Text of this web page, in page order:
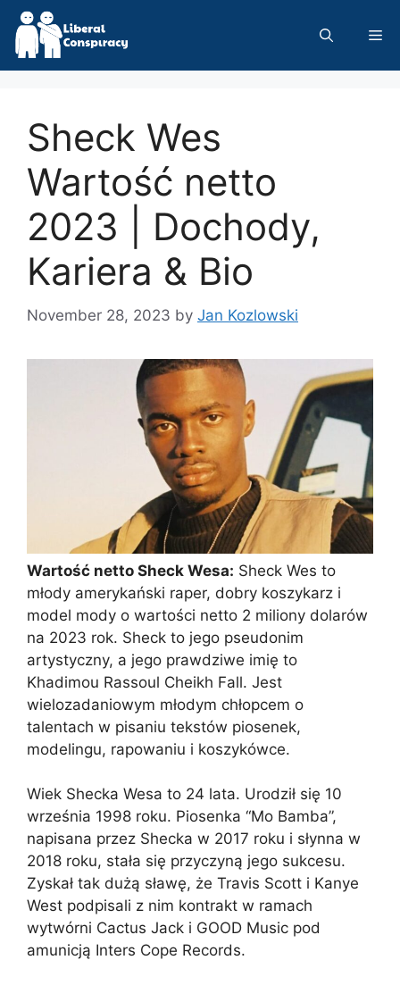
Skip
content
Sheck Wes
Wartość netto
2023 | Dochody,
Kariera & Bio
November 28, 2023 by Jan Kozlowski
Wartość netto Sheck Wesa: Sheck Wes to
młody amerykański raper, dobry koszykarz i
model mody o wartości netto 2 miliony dolarów
na 2023 rok. Sheck to jego pseudonim
artystyczny, a jego prawdziwe imię to
Khadimou Rassoul Cheikh Fall. Jest
wielozadaniowym młodym chłopcem o
talentach w pisaniu tekstów piosenek,
modelingu, rapowaniu i koszykówce.
Wiek Shecka Wesa to 24 lata. Urodził się 10
września 1998 roku. Piosenka “Mo Bamba”,
napisana przez Shecka w 2017 roku i słynna w
2018 roku, stała się przyczyną jego sukcesu.
Zyskał tak dużą sławę, że Travis Scott i Kanye
West podpisali z nim kontrakt w ramach
wytwórni Cactus Jack i GOOD Music pod
amunicją Inters Cope Records.